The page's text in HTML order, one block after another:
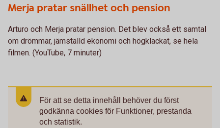
Merja pratar snällhet och pension
Arturo och Merja pratar pension. Det blev också ett samtal
om drömmar, jämställd ekonomi och högklackat, se hela
filmen. (YouTube, 7 minuter)
För att se detta innehåll behöver du först
godkänna cookies för Funktioner, prestanda
och statistik.